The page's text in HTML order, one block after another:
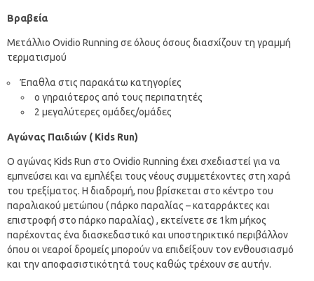
Βραβεία
Μετάλλιο Ovidio Running σε όλους όσους διασχίζουν τη γραμμή
τερματισμού
Έπαθλα στις παρακάτω κατηγορίες
ο γηραιότερος από τους περιπατητές
2 μεγαλύτερες ομάδες/ομάδες
Αγώνας Παιδιών ( Kids Run)
Ο αγώνας Kids Run στο Ovidio Running έχει σχεδιαστεί για να
εμπνεύσει και να εμπλέξει τους νέους συμμετέχοντες στη χαρά
του τρεξίματος. Η διαδρομή, που βρίσκεται στο κέντρο του
παραλιακού μετώπου ( πάρκο παραλίας – καταρράκτες και
επιστροφή στο πάρκο παραλίας) , εκτείνετε σε 1km μήκος
παρέχοντας ένα διασκεδαστικό και υποστηρικτικό περιβάλλον
όπου οι νεαροί δρομείς μπορούν να επιδείξουν τον ενθουσιασμό
και την αποφασιστικότητά τους καθώς τρέχουν σε αυτήν.